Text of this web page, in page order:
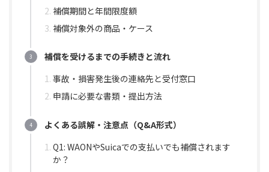
補償期間と年間限度額
補償対象外の商品・ケース
補償を受けるまでの手続きと流れ
事故・損害発生後の連絡先と受付窓口
申請に必要な書類・提出方法
よくある誤解・注意点（Q&A形式）
Q1: WAONやSuicaでの支払いでも補償されます
か？